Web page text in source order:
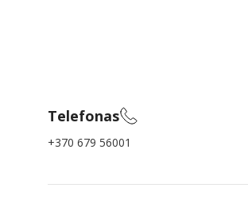
Telefonas
+370 679 56001